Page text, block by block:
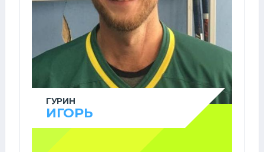
ГУРИН
ИГОРЬ